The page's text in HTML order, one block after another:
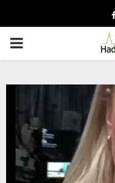
PRIMARY